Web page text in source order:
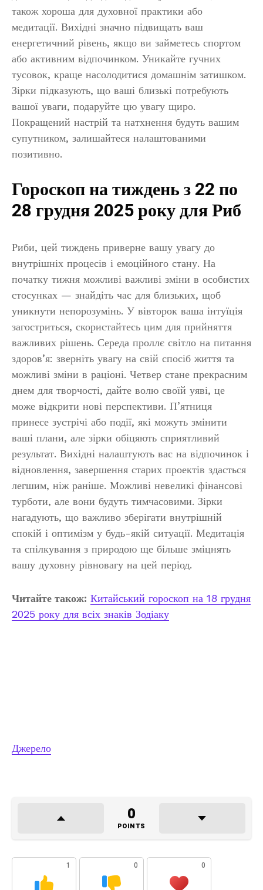
також хороша для духовної практики або
медитації. Вихідні значно підвищать ваш
енергетичний рівень, якщо ви займетесь спортом
або активним відпочинком. Уникайте гучних
тусовок, краще насолодитися домашнім затишком.
Зірки підказують, що ваші близькі потребують
вашої уваги, подаруйте цю увагу щиро.
Покращений настрій та натхнення будуть вашим
супутником, залишайтеся налаштованими
позитивно.
Гороскоп на тиждень з 22 по
28 грудня 2025 року для Риб
Риби, цей тиждень приверне вашу увагу до
внутрішніх процесів і емоційного стану. На
початку тижня можливі важливі зміни в особистих
стосунках — знайдіть час для близьких, щоб
уникнути непорозумінь. У вівторок ваша інтуїція
загостриться, скористайтесь цим для прийняття
важливих рішень. Середа проллє світло на питання
здоров’я: зверніть увагу на свій спосіб життя та
можливі зміни в раціоні. Четвер стане прекрасним
днем для творчості, дайте волю своїй уяві, це
може відкрити нові перспективи. П’ятниця
принесе зустрічі або події, які можуть змінити
ваші плани, але зірки обіцяють сприятливий
результат. Вихідні налаштують вас на відпочинок і
відновлення, завершення старих проектів здасться
легшим, ніж раніше. Можливі невеликі фінансові
турботи, але вони будуть тимчасовими. Зірки
нагадують, що важливо зберігати внутрішній
спокій і оптимізм у будь-якій ситуації. Медитація
та спілкування з природою ще більше зміцнять
вашу духовну рівновагу на цей період.
Читайте також: Китайський гороскоп на 18 грудня
2025 року для всіх знаків Зодіаку
Джерело
0
POINTS
1 0 0